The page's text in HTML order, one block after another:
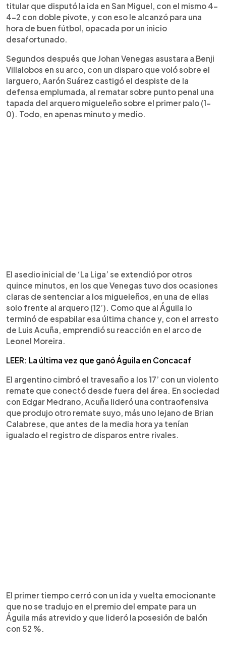
titular que disputó la ida en San Miguel, con el mismo 4-
4-2 con doble pivote, y con eso le alcanzó para una
hora de buen fútbol, opacada por un inicio
desafortunado.
Segundos después que Johan Venegas asustara a Benji
Villalobos en su arco, con un disparo que voló sobre el
larguero, Aarón Suárez castigó el despiste de la
defensa emplumada, al rematar sobre punto penal una
tapada del arquero migueleño sobre el primer palo (1-
0). Todo, en apenas minuto y medio.
El asedio inicial de ‘La Liga’ se extendió por otros
quince minutos, en los que Venegas tuvo dos ocasiones
claras de sentenciar a los migueleños, en una de ellas
solo frente al arquero (12’). Como que al Águila lo
terminó de espabilar esa última chance y, con el arresto
de Luis Acuña, emprendió su reacción en el arco de
Leonel Moreira.
LEER: La última vez que ganó Águila en Concacaf
El argentino cimbró el travesaño a los 17’ con un violento
remate que conectó desde fuera del área. En sociedad
con Edgar Medrano, Acuña lideró una contraofensiva
que produjo otro remate suyo, más uno lejano de Brian
Calabrese, que antes de la media hora ya tenían
igualado el registro de disparos entre rivales.
El primer tiempo cerró con un ida y vuelta emocionante
que no se tradujo en el premio del empate para un
Águila más atrevido y que lideró la posesión de balón
con 52 %.